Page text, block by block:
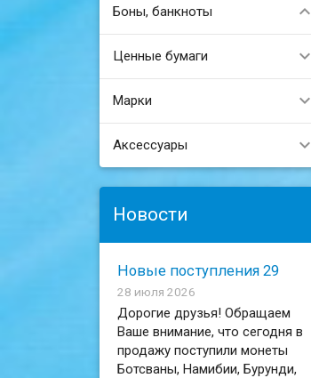
Боны, банкноты 
Ценные бумаги 
Марки 
Аксессуары 
Новости
Новые поступления 29
28 июля 2026
Дорогие друзья! Обращаем
Ваше внимание, что сегодня в
продажу поступили монеты
Ботсваны, Намибии, Бурунди,